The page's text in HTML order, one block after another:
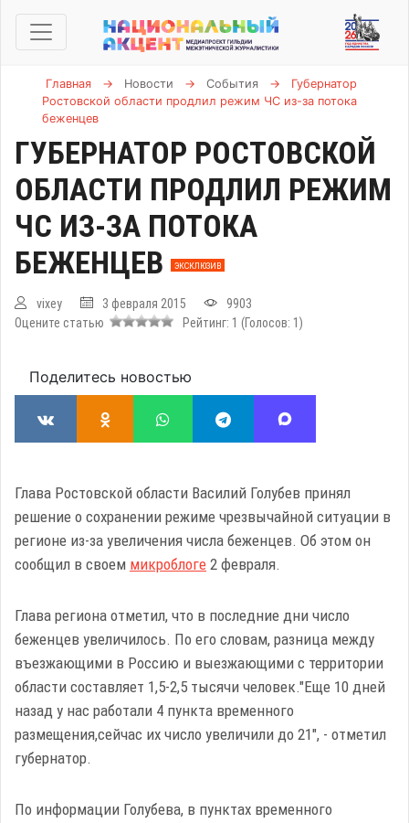
Главная → Новости → События →
Губернатор
Ростовской области продлил режим ЧС из-за потока
беженцев
ГУБЕРНАТОР РОСТОВСКОЙ
ОБЛАСТИ ПРОДЛИЛ РЕЖИМ
ЧС ИЗ-ЗА ПОТОКА
БЕЖЕНЦЕВ
ЭКСКЛЮЗИВ
vixey 3 февраля 2015
9903
Оцените статью
Рейтинг: 1 (Голосов: 1 )
Поделитесь новостью
Глава Ростовской области Василий Голубев принял
решение о сохранении режиме чрезвычайной ситуации в
регионе из-за увеличения числа беженцев. Об этом он
сообщил в своем микроблоге 2 февраля.
Глава региона отметил, что в последние дни число
беженцев увеличилось. По его словам, разница между
въезжающими в Россию и выезжающими с территории
области составляет 1,5-2,5 тысячи человек."Еще 10 дней
назад у нас работали 4 пункта временного
размещения,сейчас их число увеличили до 21", - отметил
губернатор.
По информации Голубева, в пунктах временного